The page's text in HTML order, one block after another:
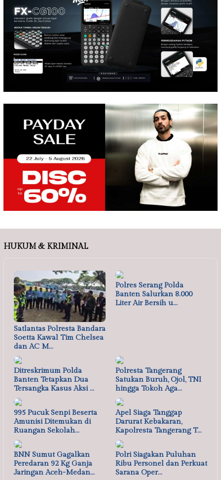
HUKUM & KRIMINAL
Satlantas Polresta Bandara
Soetta Kawal Tim Chelsea
dan AC M…
Polres Serang Polda
Banten Salurkan 8.000
Liter Air Bersih u…
Ditreskrimum Polda
Banten Tetapkan Dua
Tersangka Kasus Aksi …
Polresta Tangerang
Satukan Buruh, Ojol, TNI
hingga Tokoh Aga…
995 Pucuk Senpi Beserta
Amunisi Ditemukan di
Ruangan Sekolah…
Apel Siaga Tanggap
Darurat Kebakaran,
Kapolresta Tangerang T…
BNN Sumut Gagalkan
Peredaran 92 Kg Ganja
Jaringan Aceh-Medan…
Polri Siagakan Puluhan
Ribu Personel dan Perkuat
Sarana Oper…